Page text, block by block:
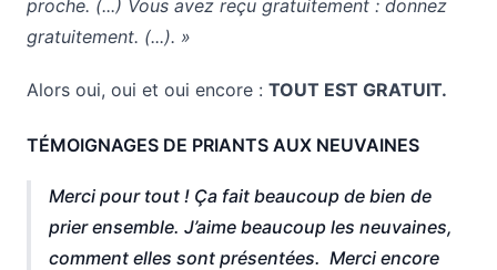
proche. (...) Vous avez reçu gratuitement : donnez
gratuitement. (...). »
Alors oui, oui et oui encore : TOUT EST GRATUIT.
TÉMOIGNAGES DE PRIANTS AUX NEUVAINES
Merci pour tout ! Ça fait beaucoup de bien de
prier ensemble. J’aime beaucoup les neuvaines,
comment elles sont présentées. Merci encore